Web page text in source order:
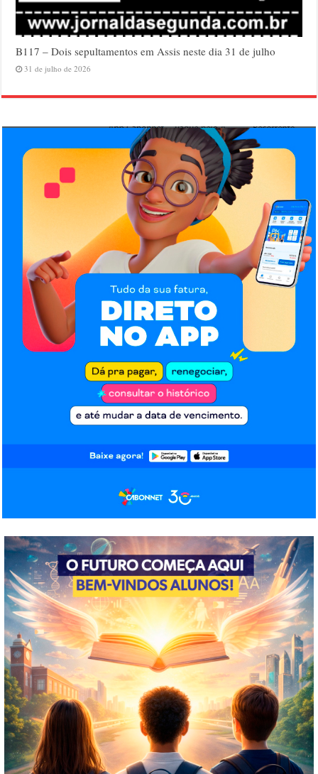
B117 – Dois sepultamentos em Assis neste dia 31 de julho
31 de julho de 2026